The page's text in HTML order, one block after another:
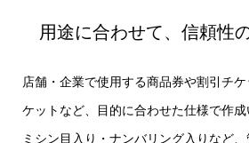
用途に合わせて、信頼性
店舗・企業で使用する商品券や割引チ
ケットなど、目的に合わせた仕様で作成
ミシン目入り・ナンバリング入りなど